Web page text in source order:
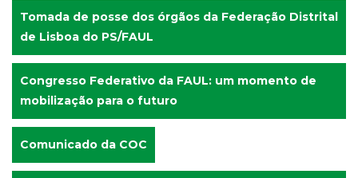
Tomada de posse dos órgãos da Federação Distrital
de Lisboa do PS/FAUL
Congresso Federativo da FAUL: um momento de
mobilização para o futuro
Comunicado da COC